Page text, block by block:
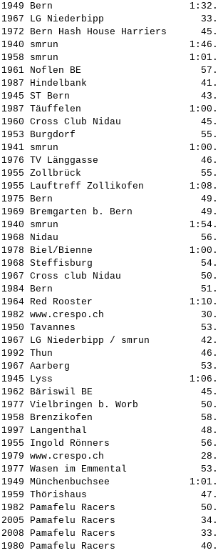
1949 Bern
1967 LG Niederbipp
1972 Bern Hash House Harriers
1940 smrun
1958 smrun
1961 Noflen BE
1987 Hindelbank
1945 ST Bern
1987 Täuffelen
1960 Cross Club Nidau
1953 Burgdorf
1941 smrun
1976 TV Länggasse
1955 Zollbrück
1955 Lauftreff Zollikofen
1975 Bern
1969 Bremgarten b. Bern
1940 smrun
1968 Nidau
1978 Biel/Bienne
1968 Steffisburg
1967 Cross club Nidau
1984 Bern
1964 Red Rooster
1982 www.crespo.ch
1950 Tavannes
1967 LG Niederbipp / smrun
1992 Thun
1967 Aarberg
1945 Lyss
1962 Bäriswil BE
1977 Vielbringen b. Worb
1958 Brenzikofen
1997 Langenthal
1955 Ingold Rönners
1979 www.crespo.ch
1977 Wasen im Emmental
1949 Münchenbuchsee
1959 Thörishaus
1982 Pamafelu Racers
2005 Pamafelu Racers
2008 Pamafelu Racers
1980 Pamafelu Racers